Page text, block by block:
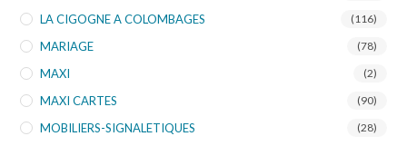
LA CIGOGNE A COLOMBAGES (116)
MARIAGE (78)
MAXI (2)
MAXI CARTES (90)
MOBILIERS-SIGNALETIQUES (28)